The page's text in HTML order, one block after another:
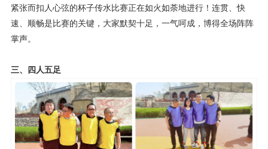
紧张而扣人心弦的杯子传水比赛正在如火如荼地进行！连贯、快
速、顺畅是比赛的关键，大家默契十足，一气呵成，博得全场阵阵
掌声。
三、四人五足